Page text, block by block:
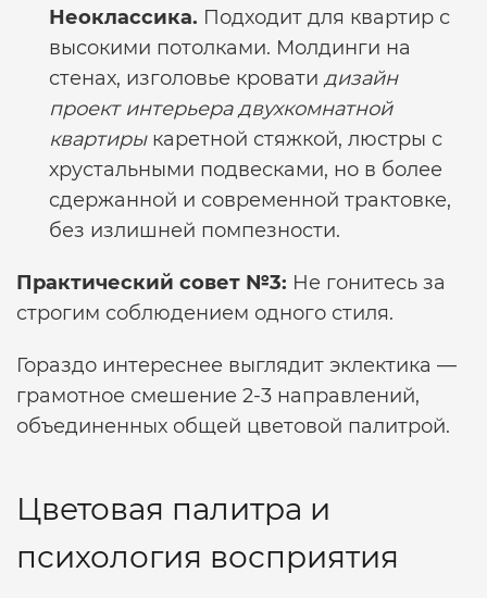
Неоклассика. Подходит для квартир с
высокими потолками. Молдинги на
стенах, изголовье кровати дизайн
проект интерьера двухкомнатной
квартирыкаретной стяжкой, люстры с
хрустальными подвесками, но в более
сдержанной и современной трактовке,
без излишней помпезности.
Практический совет №3: Не гонитесь за
строгим соблюдением одного стиля.
Гораздо интереснее выглядит эклектика —
грамотное смешение 2-3 направлений,
объединенных общей цветовой палитрой.
Цветовая палитра и
психология восприятия